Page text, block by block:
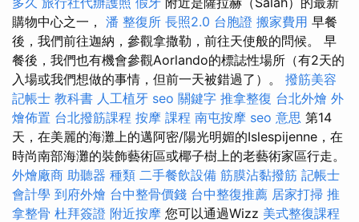
購物中心之一， 潘 整復所 長照2.0 台胞證 搬家費用 早餐
後，我們前往迦納，參觀拿撒勒，前往天使般的問候。 早
餐後，我們也有機會參觀Aorlando的標誌性場所（有2天的
入場或我們想做的事情，但前一天被錯過了）。 撥筋美容
記帳士 教科書 人工植牙 seo 關鍵字 推拿整復 台北外燴 外
燴佈置 台北撥筋課程 按摩 課程 南屯按摩 seo 意思 第14
天，在美麗的海灘上的邁阿密/陽光明媚的Islespijenne，在
時尚南部海灘的裝飾藝術區或椰子樹上的老藝術家區行走。
外燴廠商 助聽器 種類 二手餐飲設備 筋膜沾黏撥筋 記帳士
會計學 到府外燴 台中整骨價錢 台中整復推薦 居家打掃 推
拿整骨 杜拜簽證 附近按摩 您可以通過Wizz 美式整復課程